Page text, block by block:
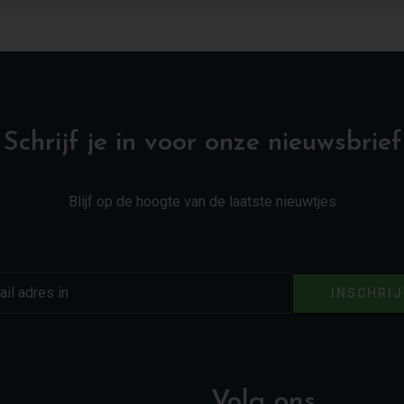
Schrijf je in voor onze nieuwsbrief
Blijf op de hoogte van de laatste nieuwtjes